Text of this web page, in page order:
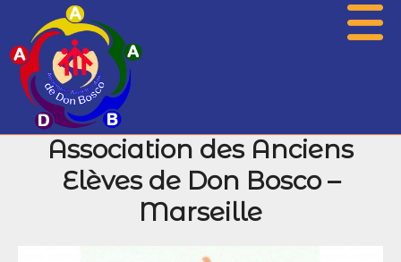
Présentation
Actualités
Association des Anciens
Elèves de Don Bosco –
Marseille